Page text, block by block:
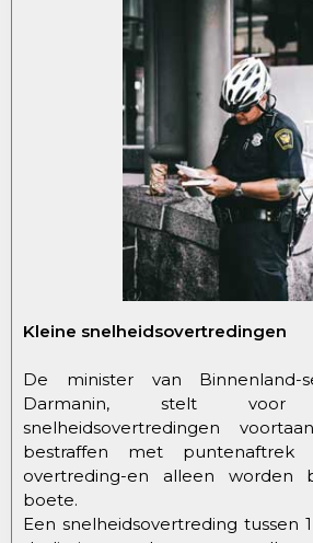
Kleine snelheidsovertredingen
De minister van Binnenland-
Darmanin, stelt
snelheidsovertredingen
bestraffen met
overtreding-en alleen worden
boete.
Een snelheidsovertreding tussen